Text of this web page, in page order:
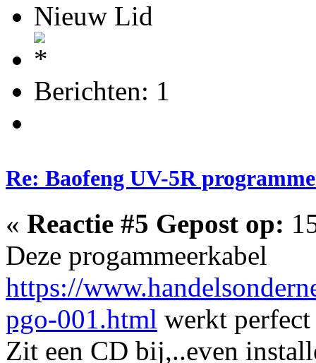
Nieuw Lid
Berichten: 1
Re: Baofeng UV-5R
« Reactie #5 Gepost op:
Deze progammeerkabel
https://
pgo-001.html werkt
Zit een CD bij,..even